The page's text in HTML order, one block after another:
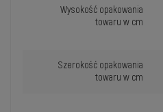
Wysokość opakowania
towaru w cm
Szerokość opakowania
towaru w cm